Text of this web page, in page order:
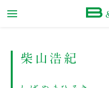
柴山浩紀